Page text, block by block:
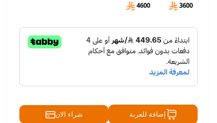
3600
4600
إضافة للعربة شراء الان